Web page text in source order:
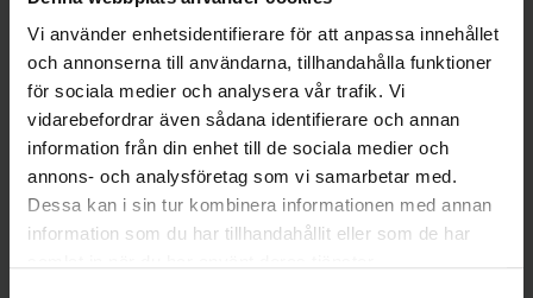
Vi använder enhetsidentifierare för att anpassa innehållet
och annonserna till användarna, tillhandahålla funktioner
för sociala medier och analysera vår trafik. Vi
vidarebefordrar även sådana identifierare och annan
information från din enhet till de sociala medier och
annons- och analysföretag som vi samarbetar med.
Dessa kan i sin tur kombinera informationen med annan
information som du har tillhandahållit eller som de har
Andra gillade även